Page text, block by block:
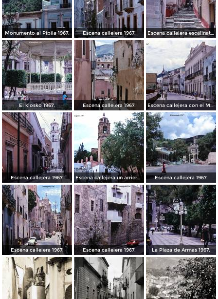
Monumento al Pipila 1967. Escena callejera 1967. Escena callejera escalinata 1967.
El kiosko 1967. Escena callejera 1967. Escena callejera con el Mto al Pipila al fondo 1967.
Escena callejera 1967. Escena callejera un arriero 1967. Escena callejera 1967.
Escena callejera 1967. Escena callejera 1967. La Plaza de Armas 1967.